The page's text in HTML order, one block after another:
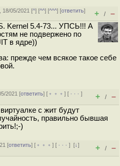
18/05/2021 [^] [^^] [^^^] [ответить]
+ / –
Kernel 5.4-73... УПСЬ!!! А
не подвержено по
в ядре))
прежде чем всякое такое себе
2021 [ответить] [ ﹢﹢﹢] [ · · ·]
+ / –
с жит будут
правильно бывшая
)
[ответить] [ ﹢﹢﹢] [ · · ·][↓]
+ / –